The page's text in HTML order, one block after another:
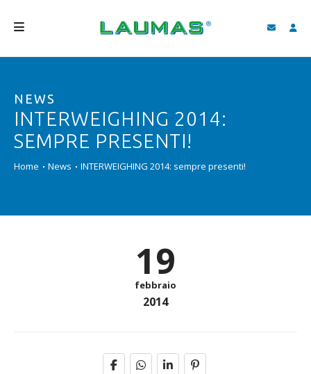
PRODOTTI
SERVIZI
BLOG
NEWS
INTERWEIGHING 2014:
SEMPRE PRESENTI!
Home News INTERWEIGHING 2014: sempre presenti!
19
febbraio
2014